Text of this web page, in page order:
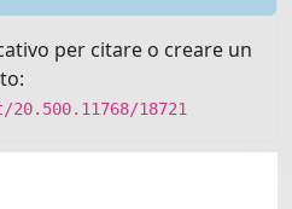
per citare o creare un
18721